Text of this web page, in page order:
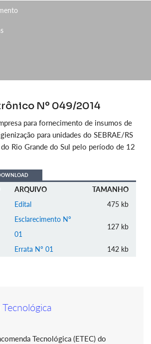
Nº 049/2014
para fornecimento de insumos de
para unidades do SEBRAE/RS
Rio Grande do Sul pelo período de 12
ARQUIVO
TAMANHO
Edital 475 kb
Esclarecimento Nº
01
127 kb
Errata Nº 01 142 kb
Tecnológica (ETEC) do